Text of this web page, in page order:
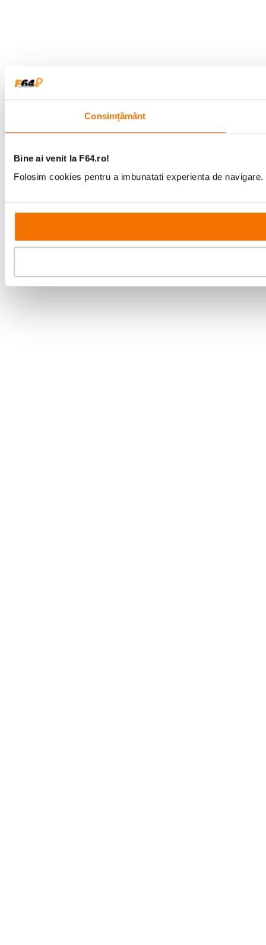
Consimțământ
Bine ai venit la F64.ro!
Folosim cookies pentru a imbunatati experienta de